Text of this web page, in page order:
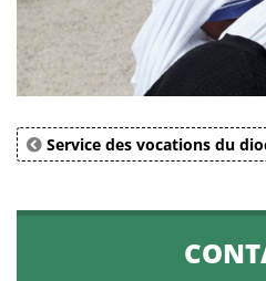
Service des vocations du